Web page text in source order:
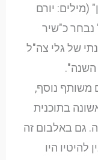
(מילים: יורם
כ"שיר
של גלי צה"ל
השנה".
משותף נוסף,
בתוכנית
גם באלבום זה
להיטיו היו